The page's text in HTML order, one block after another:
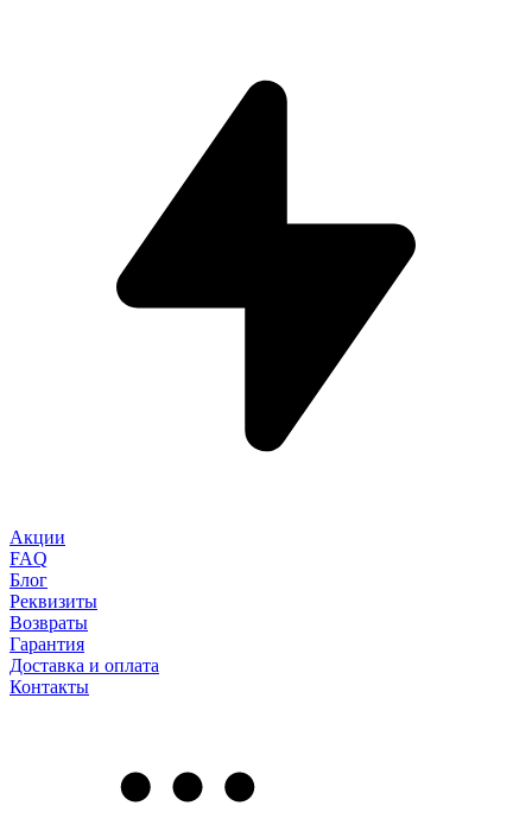
Акции
FAQ
Блог
Реквизиты
Возвраты
Гарантия
Доставка и оплата
Контакты